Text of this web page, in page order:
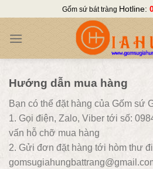
content
Gốm sứ bát tràng Hotline:
Hướng dẫn mua hàng
Bạn có thể đặt hàng của Gốm sứ
1. Gọi điện, Zalo, Viber tới số:
vấn hỗ chỡ mua hàng
2. Gửi đơn đặt hàng tới hòm thư